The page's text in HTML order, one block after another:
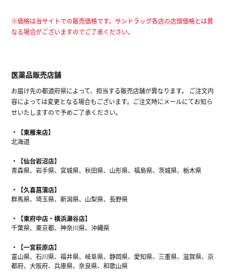
※価格は当サイトでの販売価格です。サンドラッグ各店の店頭価格とは異
なる場合がございますのでご了承ください。
医薬品販売店舗
お届け先の都道府県によって、担当する販売店舗が異なります。 ご注文内
容によっては変更となる場合もございます。ご注文時にメールにてお知ら
せいたしますので予めご了承ください。
【東雁来店】
北海道
【仙台岩沼店】
青森県、岩手県、宮城県、秋田県、山形県、福島県、茨城県、栃木県
【久喜菖蒲店】
群馬県、埼玉県、新潟県、山梨県、長野県
【東府中店・横浜瀬谷店】
千葉県、東京都、神奈川県、沖縄県
【一宮萩原店】
富山県、石川県、福井県、岐阜県、静岡県、愛知県、三重県、滋賀県、京
都府、大阪府、兵庫県、奈良県、和歌山県